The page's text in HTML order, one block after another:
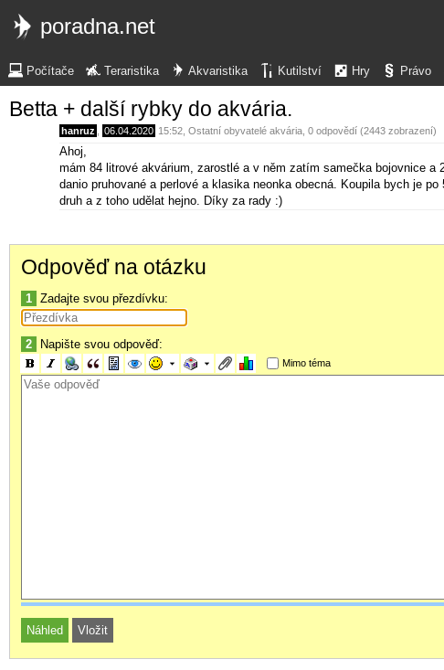
poradna.net
Počítače Teraristika Akvaristika Kutilství Hry Právo
Betta + další rybky do akvária.
hanruz 06.04.2020 15:52 Ostatní obyvatelé akvária , 0 odpovědí (2443 zobrazení)
Ahoj,
mám 84 litrové akvárium, zarostlé a v něm zatím samečka bojovnice
danio pruhované a perlové a klasika neonka obecná. Koupila bych je
druh a z toho udělat hejno. Díky za rady :)
Odpověď na otázku
1 Zadajte svou přezdívku:
2 Napište svou odpověď:
Mimo téma